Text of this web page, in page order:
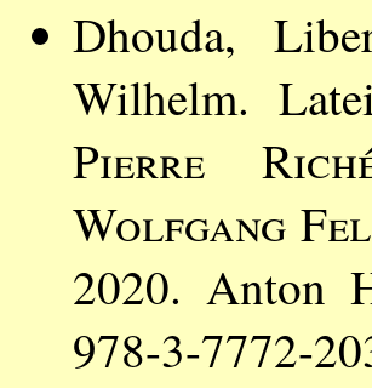
Dhouda,
Wilhelm.
Pierre
Wolfgang
2020. Anton
978-3-7772-